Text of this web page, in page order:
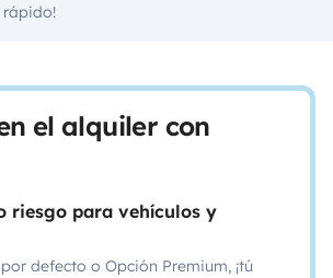
rápido!
el alquiler con
riesgo para vehículos y
defecto o Opción Premium, ¡tú